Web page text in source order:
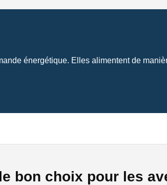
énergétique. Elles alimentent de
bon choix pour les